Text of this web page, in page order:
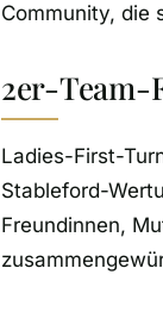
Community, die
2er-Team-
Ladies-First-
Stableford-
Freundinnen,